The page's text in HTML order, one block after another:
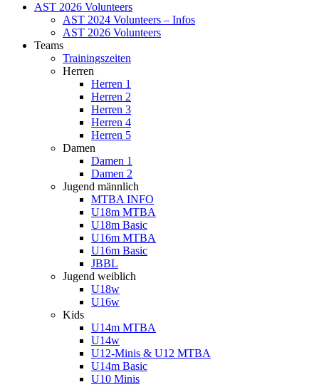
AST 2026 Volunteers
AST 2024 Volunteers – Infos
AST 2026 Volunteers
Teams
Trainingszeiten
Herren
Herren 1
Herren 2
Herren 3
Herren 4
Herren 5
Damen
Damen 1
Damen 2
Jugend männlich
MTBA INFO
U18m MTBA
U18m Basic
U16m MTBA
U16m Basic
JBBL
Jugend weiblich
U18w
U16w
Kids
U14m MTBA
U14w
U12-Minis & U12 MTBA
U14m Basic
U10 Minis